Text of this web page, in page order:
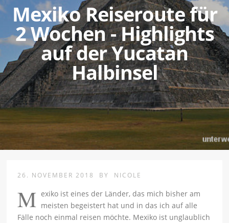
Mexiko Reiseroute für
2 Wochen - Highlights
auf der Yucatan
Halbinsel
26. NOVEMBER 2018 BY NICOLE
M exiko ist eines der Länder, das mich bisher am
meisten begeistert hat und in das ich auf alle
Fälle noch einmal reisen möchte. Mexiko ist unglaublich